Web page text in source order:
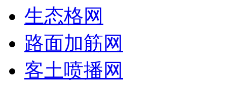
生态格网
路面加筋网
客土喷播网